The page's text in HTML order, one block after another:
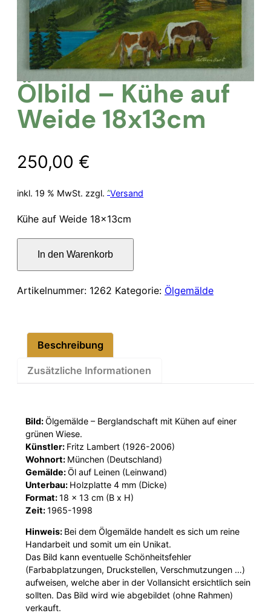
Ölbild – Kühe auf
Weide 18x13cm
250,00 €
inkl. 19 % MwSt. zzgl. Versand
Kühe auf Weide 18x13cm
Kühe
auf
Menge
In den Warenkorb
Artikelnummer: 1262 Kategorie: Ölgemälde
Beschreibung
Zusätzliche Informationen
Bild:Ölgemälde – Berglandschaft mit Kühen auf einer
grünen Wiese.
Künstler: Fritz Lambert (1926-2006)
Wohnort: München (Deutschland)
Gemälde:Öl auf Leinen (Leinwand)
Unterbau: Holzplatte 4 mm (Dicke)
Format:18 x 13 cm (B x H)
Zeit:1965-1998
Hinweis: Bei dem Ölgemälde handelt es sich um reine
Handarbeit und somit um ein Unikat.
Das Bild kann eventuelle Schönheitsfehler
(Farbabplatzungen, Druckstellen, Verschmutzungen …)
aufweisen, welche aber in der Vollansicht ersichtlich sein
sollten. Das Bild wird wie abgebildet (ohne Rahmen)
verkauft.